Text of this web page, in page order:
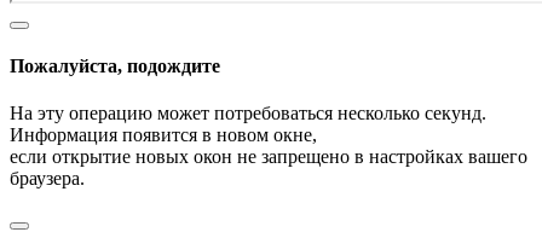
Пожалуйста, подождите
На эту операцию может потребоваться несколько секунд.
Информация появится в новом окне,
если открытие новых окон не запрещено в настройках вашего
браузера.